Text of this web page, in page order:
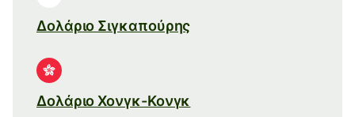
Δολάριο Σιγκαπούρης
Δολάριο Χονγκ-Κονγκ